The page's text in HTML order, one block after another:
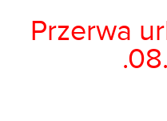
Przerwa